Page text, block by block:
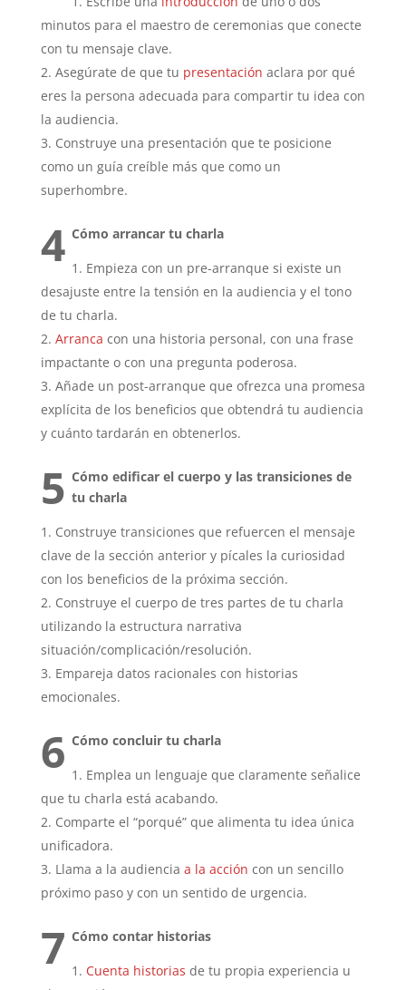
minutos para el maestro de ceremonias que conecte
con tu mensaje clave.
Asegúrate de que tu presentación aclara por qué
eres la persona adecuada para compartir tu idea con
la audiencia.
Construye una presentación que te posicione
como un guía creíble más que como un
superhombre.
4 Cómo arrancar tu charla
Empieza con un pre-arranque si existe un
desajuste entre la tensión en la audiencia y el tono
de tu charla.
Arranca con una historia personal, con una frase
impactante o con una pregunta poderosa.
Añade un post-arranque que ofrezca una promesa
explícita de los beneficios que obtendrá tu audiencia
y cuánto tardarán en obtenerlos.
5 Cómo edificar el cuerpo y las transiciones de
tu charla
Construye transiciones que refuercen el mensaje
clave de la sección anterior y pícales la curiosidad
con los beneficios de la próxima sección.
Construye el cuerpo de tres partes de tu charla
utilizando la estructura narrativa
situación/complicación/resolución.
Empareja datos racionales con historias
emocionales.
6 Cómo concluir tu charla
Emplea un lenguaje que claramente señalice
que tu charla está acabando.
Comparte el “porqué” que alimenta tu idea única
unificadora.
Llama a la audiencia a la acción con un sencillo
próximo paso y con un sentido de urgencia.
7 Cómo contar historias
Cuenta historias de tu propia experiencia u